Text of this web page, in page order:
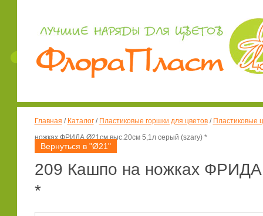
Главная / Каталог/ Пластиковые горшки для цветов/ Пластиковые
ножках ФРИДА Ø21см выс.20см 5,1л серый (szary) *
Вернуться в "Ø21"
209 Кашпо на ножках
*